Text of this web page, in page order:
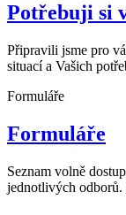
Potřebuji si
Připravili jsme pro
situací a Vašich
Formuláře
Formuláře
Seznam volně
jednotlivých odborů.